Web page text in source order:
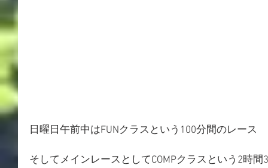
日曜日午前中はFUNクラスという100分間のレース
そしてメインレースとしてCOMPクラスという2時